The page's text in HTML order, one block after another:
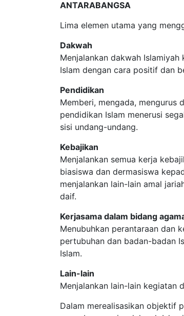
ANTARABANGSA
Lima elemen utama yang
Dakwah
Menjalankan dakwah
Islam dengan cara positif dan
Pendidikan
Memberi, mengada, mengurus
pendidikan Islam menerusi
sisi undang-undang.
Kebajikan
Menjalankan semua kerja
biasiswa dan dermasiswa
menjalankan lain-lain amal
daif.
Kerjasama dalam bidang
Menubuhkan perantaraan dan
pertubuhan dan badan-badan
Islam.
Lain-lain
Menjalankan lain-lain kegiatan
Dalam merealisasikan objektif